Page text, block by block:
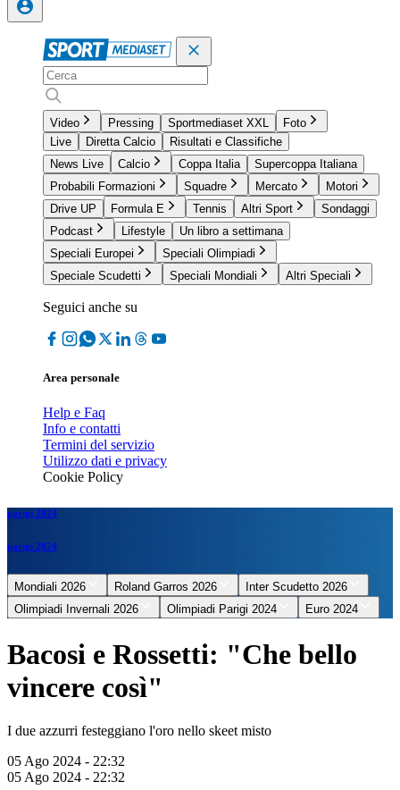
Video Pressing Sportmediaset XXL
Foto
Live
Diretta Calcio
Risultati e Classifiche
News Live
Calcio Coppa Italia
Supercoppa Italiana
Probabili Formazioni
Squadre Mercato
Motori
Drive UP
Formula E Tennis Altri Sport
Sondaggi
Podcast
Lifestyle
Un libro a settimana
Speciali Europei
Speciali Olimpiadi
Speciale Scudetti
Speciali Mondiali Altri Speciali
Seguici anche su
Area personale
Help e Faq
Info e contatti
Termini del servizio
Utilizzo dati e privacy
Cookie Policy
parigi 2024
parigi 2024
Mondiali 2026 Roland Garros 2026
Inter Scudetto 2026
Olimpiadi Invernali 2026
Olimpiadi Parigi 2024 Euro 2024
Bacosi e Rossetti: "Che bello
vincere così"
I due azzurri festeggiano l'oro nello skeet misto
05 Ago 2024 - 22:32
05 Ago 2024 - 22:32